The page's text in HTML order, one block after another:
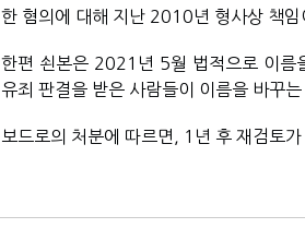
한 혐의에 대해 지난 2010년 형사상 책임
한편 쇤본은 2021년 5월 법적으로 이름
유죄 판결을 받은 사람들이 이름을 바꾸
보드로의 처분에 따르면, 1년 후 재검토